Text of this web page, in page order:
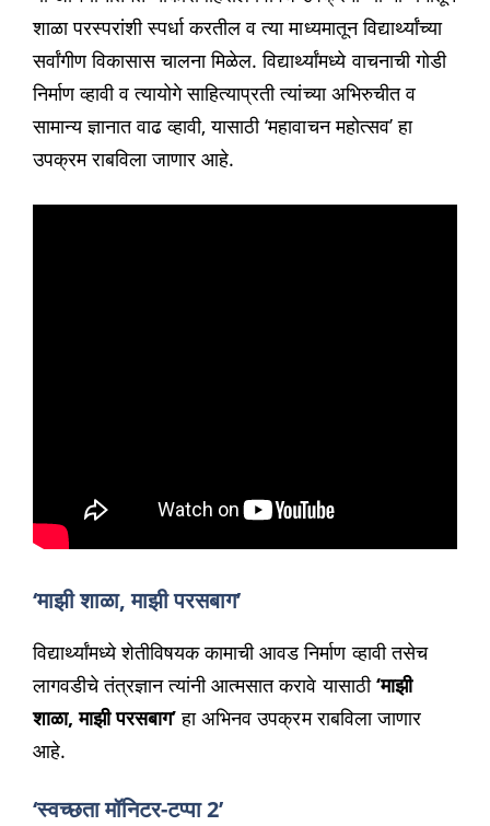
शाळा परस्परांशी स्पर्धा करतील व त्या माध्यमातून विद्यार्थ्यांच्या
सर्वांगीण विकासास चालना मिळेल. विद्यार्थ्यांमध्ये वाचनाची गोडी
निर्माण व्हावी व त्यायोगे साहित्याप्रती त्यांच्या अभिरुचीत व
सामान्य ज्ञानात वाढ व्हावी, यासाठी ‘महावाचन महोत्सव’ हा
उपक्रम राबविला जाणार आहे.
‘माझी शाळा, माझी परसबाग’
विद्यार्थ्यांमध्ये शेतीविषयक कामाची आवड निर्माण व्हावी तसेच
लागवडीचे तंत्रज्ञान त्यांनी आत्मसात करावे यासाठी‘माझी
शाळा, माझी परसबाग’हा अभिनव उपक्रम राबविला जाणार
आहे.
‘स्वच्छता मॉनिटर-टप्पा 2’